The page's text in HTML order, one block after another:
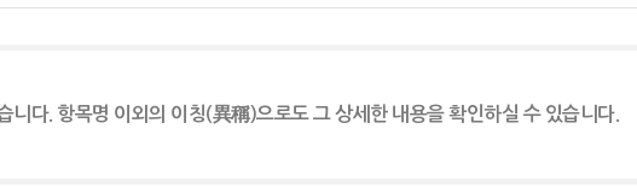
니다. 항목명 이외의 이칭(異稱)으로도 그 상세한 내용을 확인하실 수 있습니다.